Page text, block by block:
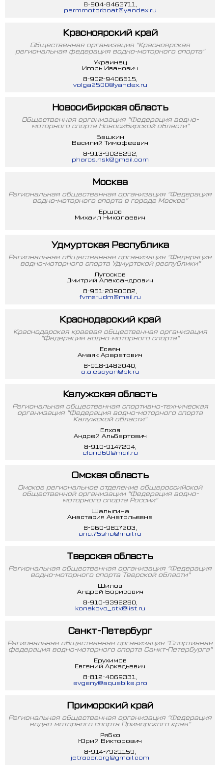
8-904-8463711,
permmotorboat@yandex.ru
Красноярский край
Общественная организация "Красноярская
региональная федерация водно-моторного спорта"
Украинец
Игорь Иванович
8-902-9406615,
volga2500@yandex.ru
Новосибирская область
Общественная организация "Федерация водно-
моторного спорта Новосибирской области"
Башкин
Василий Тимофеевич
8-913-9026292,
pharos.nsk@gmail.com
Москва
Региональная общественная организация "Федерация
водно-моторного спорта в городе Москве"
Ершов
Михаил Николаевич
Удмуртская Республика
Региональная общественная организация "Федерация
водно-моторного спорта Удмуртской республики"
Лугосков
Дмитрий Александрович
8-951-2090082,
fvms-udm@mail.ru
Краснодарский край
Краснодарская краевая общественная организация
"Федерация водно-моторного спорта"
Есаян
Амаяк Араратович
8-918-1482040,
a.a.esayan@bk.ru
Калужская область
Региональная общественная спортивно-техническая
организация "Федерация водно-моторного спорта
Калужской области"
Елхов
Андрей Альбертович
8-910-9147204,
eland60@mail.ru
Омская область
Омское региональное отделение общероссийской
общественной организации "Федерация водно-
моторного спорта России"
Шалыгина
Анастасия Анатольевна
8-960-9817203,
ana.75sha@mail.ru
Тверская область
Региональная общественная организация "Федерация
водно-моторного спорта Тверской области"
Шилов
Андрей Борисович
8-910-9392280,
konakovo_ctk@list.ru
Санкт-Петербург
Региональная общественная организация "Спортивная
федерация водно-моторного спорта Санкт-Петербурга"
Ерухимов
Евгений Аркадьевич
8-812-4069331,
evgeny@aquabike.pro
Приморский край
Региональная общественная организация "Федерация
водно-моторного спорта Приморского края"
Рябко
Юрий Викторович
8-914-7921159,
jetracer.org@gmail.com